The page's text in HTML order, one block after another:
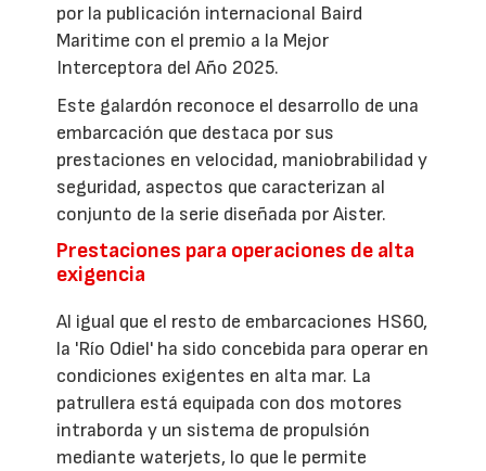
por la publicación internacional Baird
Maritime con el premio a la Mejor
Interceptora del Año 2025.
Este galardón reconoce el desarrollo de una
embarcación que destaca por sus
prestaciones en velocidad, maniobrabilidad y
seguridad, aspectos que caracterizan al
conjunto de la serie diseñada por Aister.
Prestaciones para operaciones de alta
exigencia
Al igual que el resto de embarcaciones HS60,
la 'Río Odiel' ha sido concebida para operar en
condiciones exigentes en alta mar. La
patrullera está equipada con dos motores
intraborda y un sistema de propulsión
mediante waterjets, lo que le permite